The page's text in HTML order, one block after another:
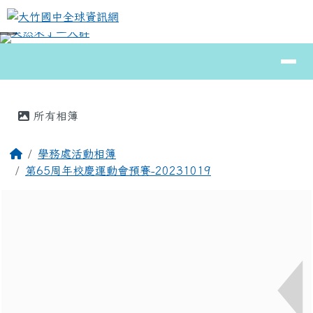
跳至主內容區
大竹國中全球資訊網
⏸
所有相簿
回首頁學務處活動相簿
第65周年校慶運動會預賽-20231019